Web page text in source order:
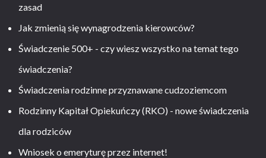
zasad
Jak zmienią się wynagrodzenia kierowców?
Świadczenie 500+ - czy wiesz wszystko na temat tego
świadczenia?
Świadczenia rodzinne przyznawane cudzoziemcom
Rodzinny Kapitał Opiekuńczy (RKO) - nowe świadczenia
dla rodziców
Wniosek o emeryturę przez internet!